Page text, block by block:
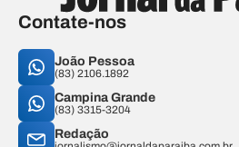
Contate-nos
João Pessoa
(83) 2106.1892
Campina Grande
(83) 3315-3204
Redação